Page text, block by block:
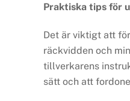
Praktiska tips för
Det är viktigt att
räckvidden och
tillverkarens
sätt och att